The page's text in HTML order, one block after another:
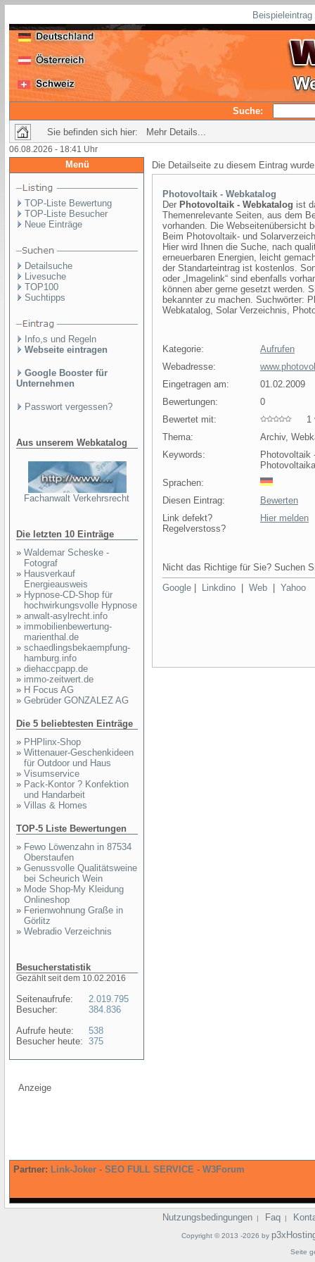
Suche:
Sie befinden sich hier: Mehr Details...
06.08.2026 - 18:41 Uhr
Menü
TOP-Liste Bewertung
TOP-Liste Besucher
Neue Einträge
Detailsuche
Livesuche
TOP100
Suchtipps
Info,s und Regeln
Webseite eintragen
Google Booster für
Unternehmen
Passwort vergessen?
Aus unserem Webkatalog
Fachanwalt Verkehrsrecht
Die letzten 10 Einträge
» Waldemar Scheske -
Fotograf
» Hausverkauf
Energieausweis
» Hypnose-CD-Shop für
hochwirkungsvolle Hypnose
» anwalt-asylrecht.info
» immobilienbewertung-
marienthal.de
» schaedlingsbekaempfung-
hamburg.info
» diehaccpapp.de
» immo-zeitwert.de
» H Focus AG
» Gebrüder GONZALEZ AG
Die 5 beliebtesten Einträge
» PHPlinx-Shop
» Wittenauer-Geschenkideen
für Outdoor und Haus
» Visumservice
» Pack-Kontor ? Konfektion
und Handarbeit
» Villas & Homes
TOP-5 Liste Bewertungen
» Fewo Löwenzahn in 87534
Oberstaufen
» Genussvolle Qualitätsweine
bei Scheurich Wein
» Mode Shop-My Kleidung
Onlineshop
» Ferienwohnung Graße in
Görlitz
» Webradio Verzeichnis
Besucherstatistik
Gezählt seit dem 10.02.2016
Seitenaufrufe:
Besucher:
Aufrufe heute:
Besucher heute:
2.019.795
384.836
538
375
Die Detailseite zu diesem Eintrag
Photovoltaik - Webkatalog
Der Photovoltaik - Webkatalog ist
Themenrelevante Seiten, aus dem
vorhanden. Die Webseitenübersicht
Beim Photovoltaik- und
Hier wird Ihnen die Suche, nach
erneuerbaren Energien, leicht
der Standarteintrag ist kostenlos.
oder „Imagelink“ sind ebenfalls
können aber gerne gesetzt werden.
bekannter zu machen. Suchwörter:
Webkatalog, Solar Verzeichnis,
Kategorie:
Aufrufen
Webadresse:
Eingetragen am:
01.02.2009
Bewertungen:
0
Bewertet mit:
1
Thema:
Archiv,
Keywords:
Photovoltaik
Sprachen:
Diesen Eintrag:
Bewerten
Link defekt?
Regelverstoss?
Hier melden
Nicht das Richtige für Sie? Suchen
Google
Linkdino Web Yahoo
Anzeige
Partner: Link-Joker - SEO FULL SERVICE - W3Forum
Nutzungsbedingungen | Faq |
Copyright © 2013 -2026 by
Seite